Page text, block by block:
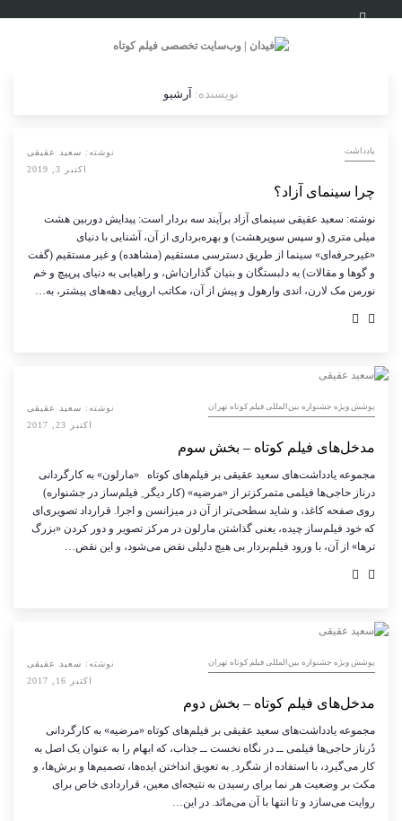
نویسنده: آرشیو
یادداشت نوشته: سعید عقیقی
اکتبر 3, 2019
چرا سینمای آزاد؟
نوشته: سعید عقیقی سینمای آزاد برآیند سه بردار است: پیدایش دوربین هشت
میلی متری (و سپس سوپرهشت) و بهره‌برداری از آن، آشنایی با دنیای
«غیرحرفه‌ای» سینما از طریق دسترسی مستقیم (مشاهده) و غیر مستقیم (گفت
و گوها و ‌مقالات) به دلبستگان و بنیان گذاران‌اش، و راهیابی به دنیای پرپیچ و خم
نورمن مک لارن، اندی وارهول و پیش از آن، مکاتب اروپایی دهه‌های پیشتر، به…
پوشش ویژه جشنواره بین‌المللی فیلم کوتاه تهران نوشته: سعید عقیقی
اکتبر 23, 2017
مدخل‌های فیلم کوتاه – بخش سوم
مجموعه یادداشت‌های سعید عقیقی بر فیلم‌های کوتاه «مارلون» به کارگردانی
درناز حاجی‌ها فیلمی متمرکزتر از «مرضیه» (کار دیگر ِ فیلم‌ساز در جشنواره)
روی صفحه کاغذ، و شاید سطحی‌تر از آن در میزانسن و اجرا. قرارداد تصویری‌ای
که خود فیلم‌ساز چیده، یعنی گذاشتن مارلون در مرکز تصویر و دور کردن «بزرگ
ترها» از آن، با ورود فیلم‌بردار بی هیچ دلیلی نقض می‌شود، و این نقض…
پوشش ویژه جشنواره بین‌المللی فیلم کوتاه تهران نوشته: سعید عقیقی
اکتبر 16, 2017
مدخل‌های فیلم کوتاه – بخش دوم
مجموعه یادداشت‌های سعید عقیقی بر فیلم‌های کوتاه «مرضیه» به کارگردانی
دُرناز حاجی‌ها فیلمی ــ در نگاه نخست ــ جذاب، که ابهام را به عنوان یک اصل به
کار می‌گیرد، با استفاده از شگرد ِ به تعویق انداختن ایده‌ها، تصمیم‌ها و برش‌ها، و
مکث بر وضعیت هر نما برای رسیدن به نتیجه‌ای معین، قراردادی خاص برای
روایت می‌سازد و تا انتها با آن می‌مانَد. در این…